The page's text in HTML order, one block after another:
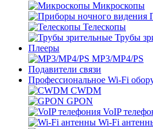
Микроскопы
Телескопы
Трубы
Плееры
MP3/MP4/PS
Подавители связи
Профессиональное Wi-Fi
CWDM
GPON
VoIP
Wi-Fi